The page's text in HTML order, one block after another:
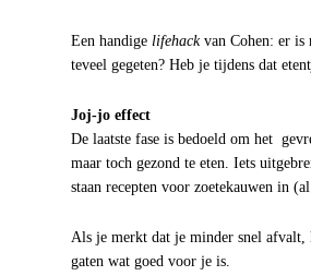
Een handige lifehackvan Cohen: er is
teveel gegeten? Heb je tijdens dat
Joj-jo effect
De laatste fase is bedoeld om het
maar toch gezond te eten. Iets
staan recepten voor zoetekauwen in
Als je merkt dat je minder snel afvalt,
gaten wat goed voor je is.